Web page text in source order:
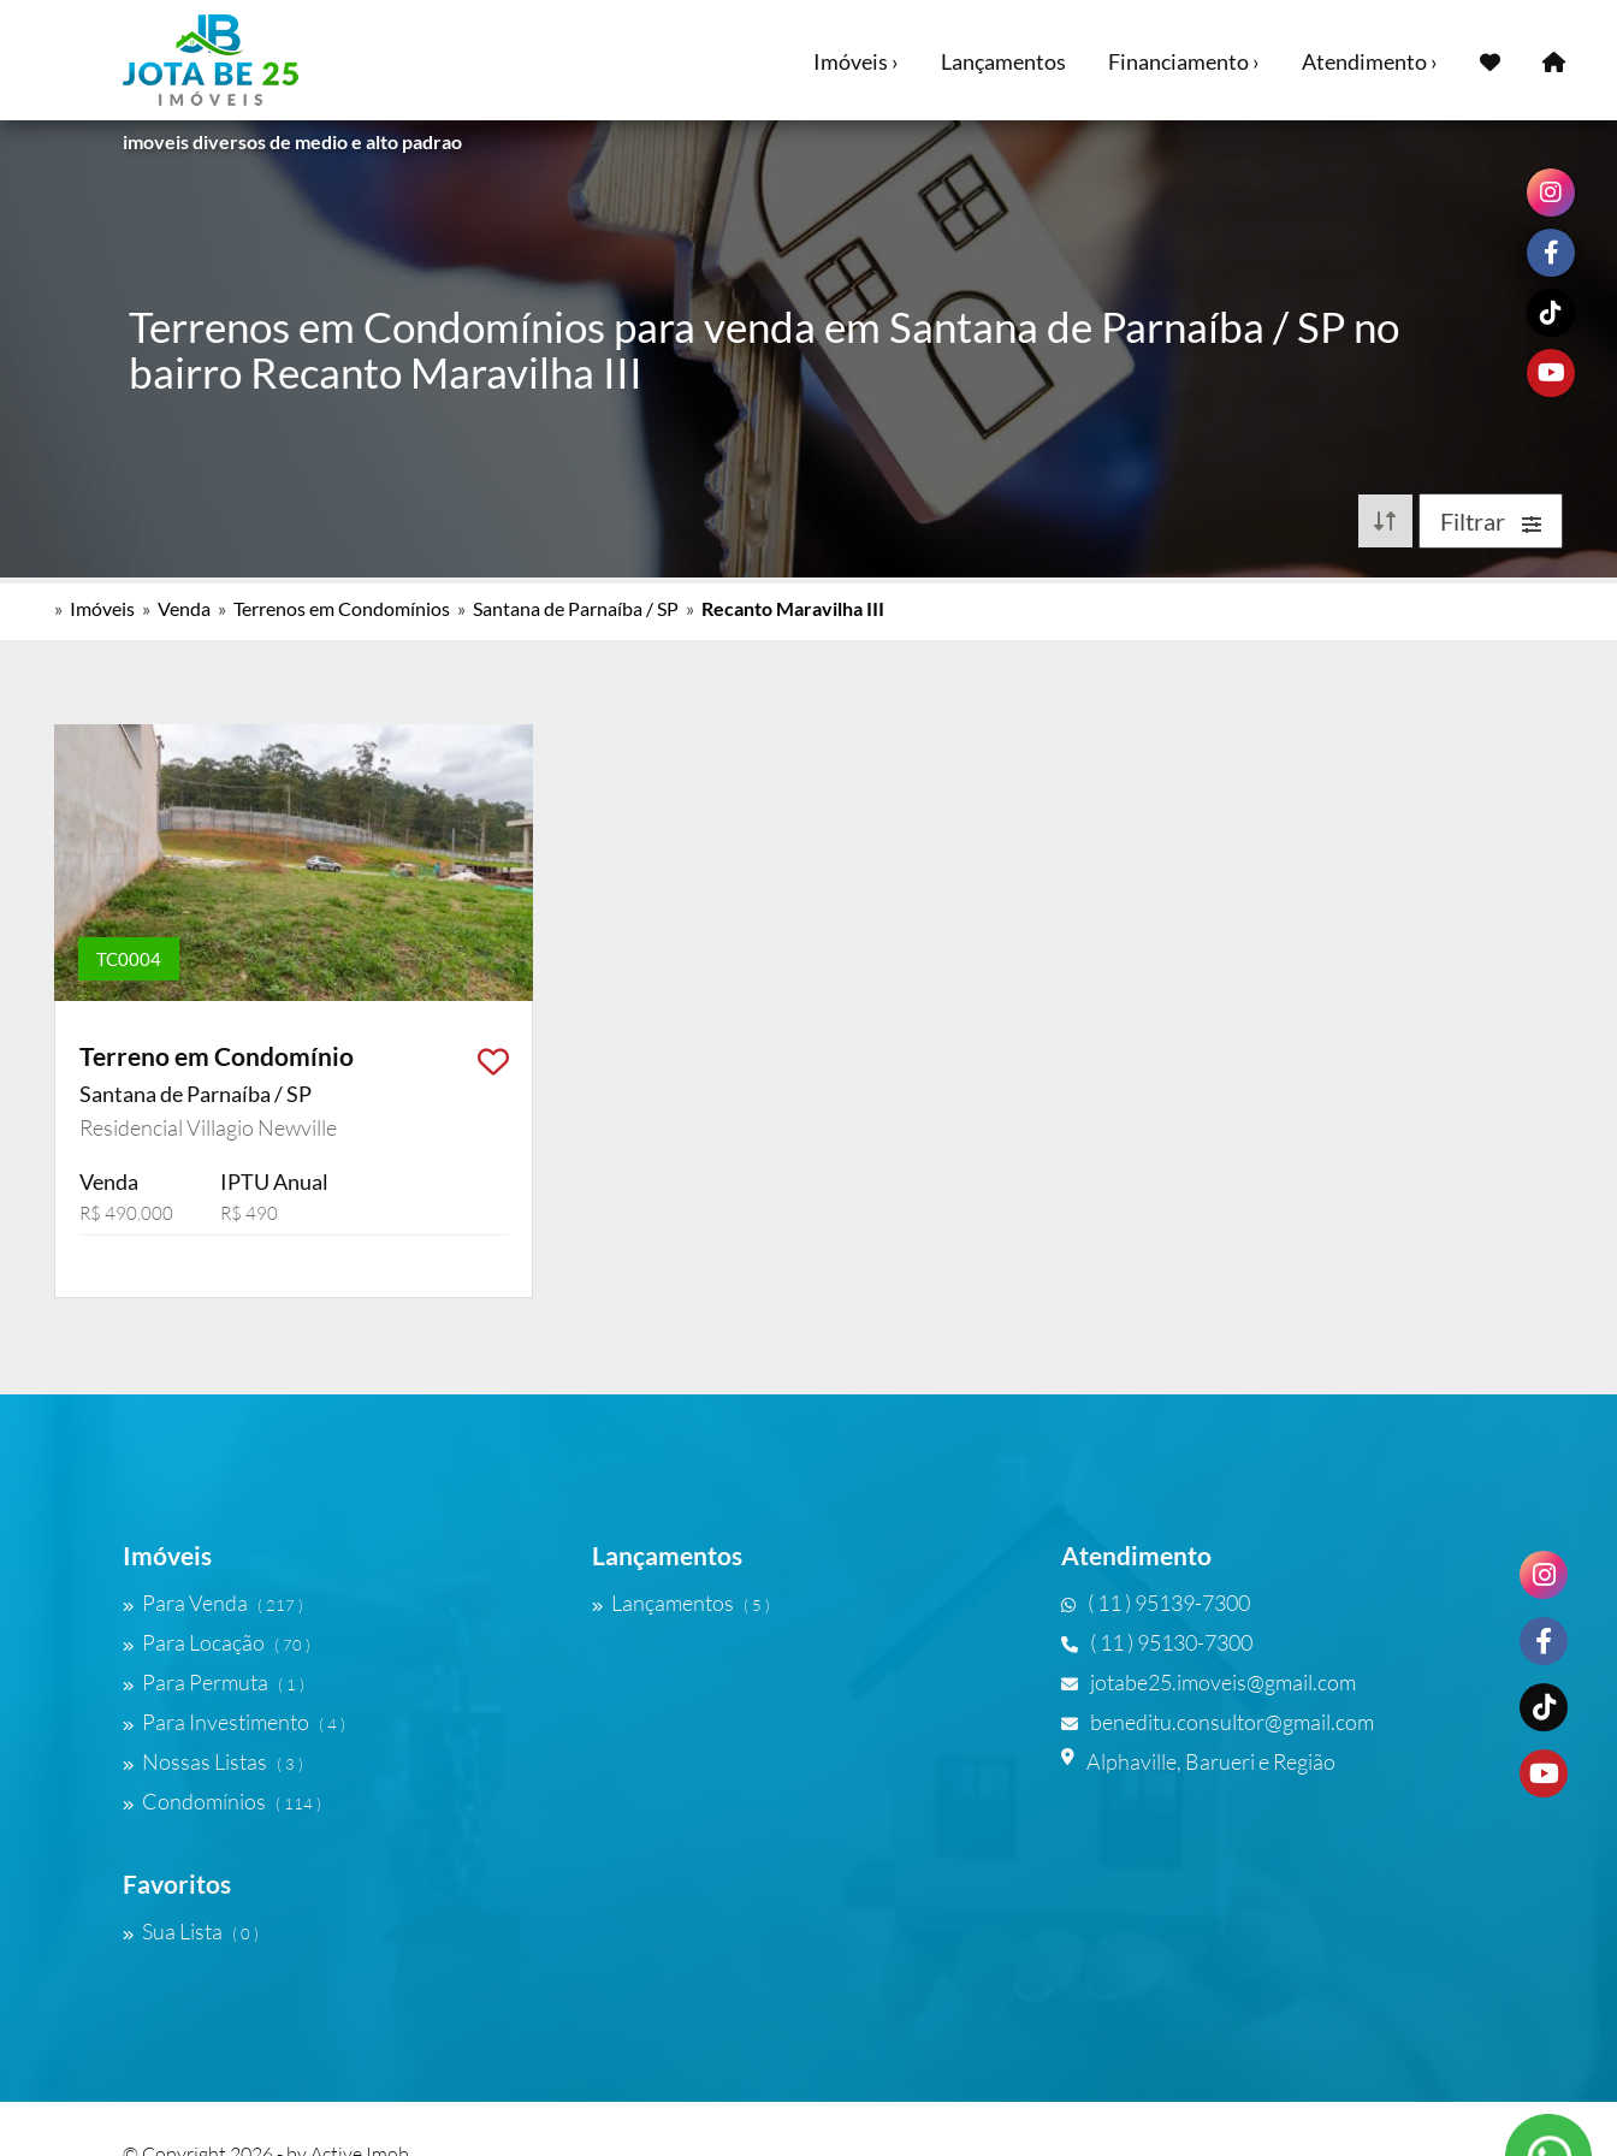
imoveis diversos de medio e alto padrao
Imóveis › Lançamentos Financiamento › Atendimento ›
Terrenos em Condomínios para venda em Santana de Parnaíba / SP no
bairro Recanto Maravilha III
Filtrar
» Imóveis » Venda » Terrenos em Condomínios » Santana de Parnaíba / SP » Recanto Maravilha III
TC0004
Terreno em Condomínio
Santana de Parnaíba / SP
Residencial Villagio Newville
Venda
R$ 490.000
IPTU Anual
R$ 490
Imóveis
Para Venda ( 217 )
Para Locação ( 70 )
Para Permuta ( 1 )
Para Investimento ( 4 )
Nossas Listas ( 3 )
Condomínios ( 114 )
Favoritos
Sua Lista ( 0 )
Lançamentos
Lançamentos ( 5 )
Atendimento
( 11 ) 95139-7300
( 11 ) 95130-7300
jotabe25.imoveis@gmail.com
beneditu.consultor@gmail.com
Alphaville, Barueri e Região